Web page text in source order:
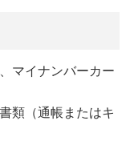
マイナンバーカー
類（通帳またはキ